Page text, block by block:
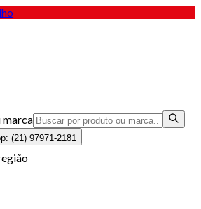
marca
(21) 97971-2181